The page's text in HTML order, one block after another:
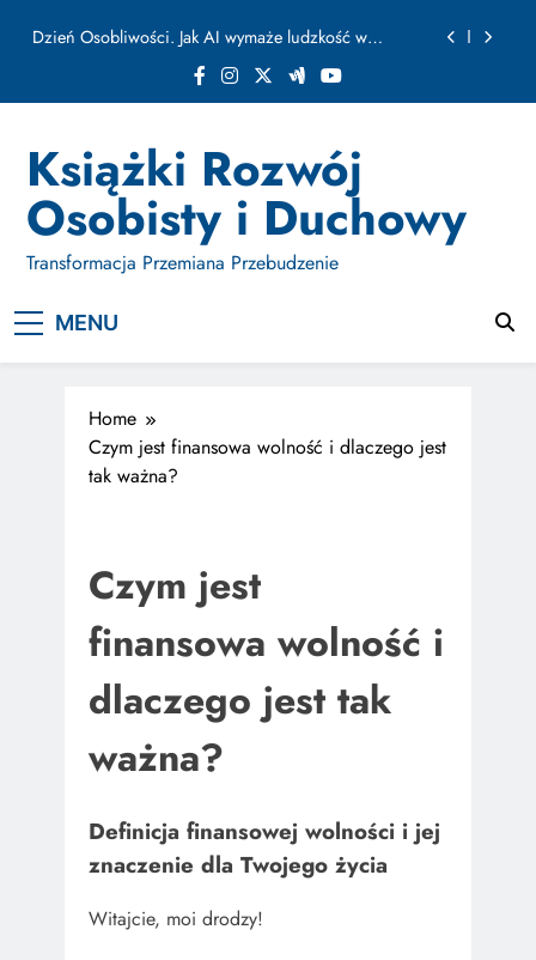
Jak Budować Myślokształty Powodzenia
Jak Projektować i Aktywować Myślokształty dla
Osiągania Celów w Codziennym Życiu
Dzień Osobliwości. Jak AI wymaże ludzkość w
ułamku sekundy
Jak Budować Myślokształty Powodzenia
Osiągania Celów w Codziennym Życiu
Książki Rozwój
Osobisty i Duchowy
Transformacja Przemiana Przebudzenie
MENU
Home
Czym jest finansowa wolność i dlaczego jest
tak ważna?
Czym jest
finansowa wolność i
dlaczego jest tak
ważna?
Definicja finansowej wolności i jej
znaczenie dla Twojego życia
Witajcie, moi drodzy!